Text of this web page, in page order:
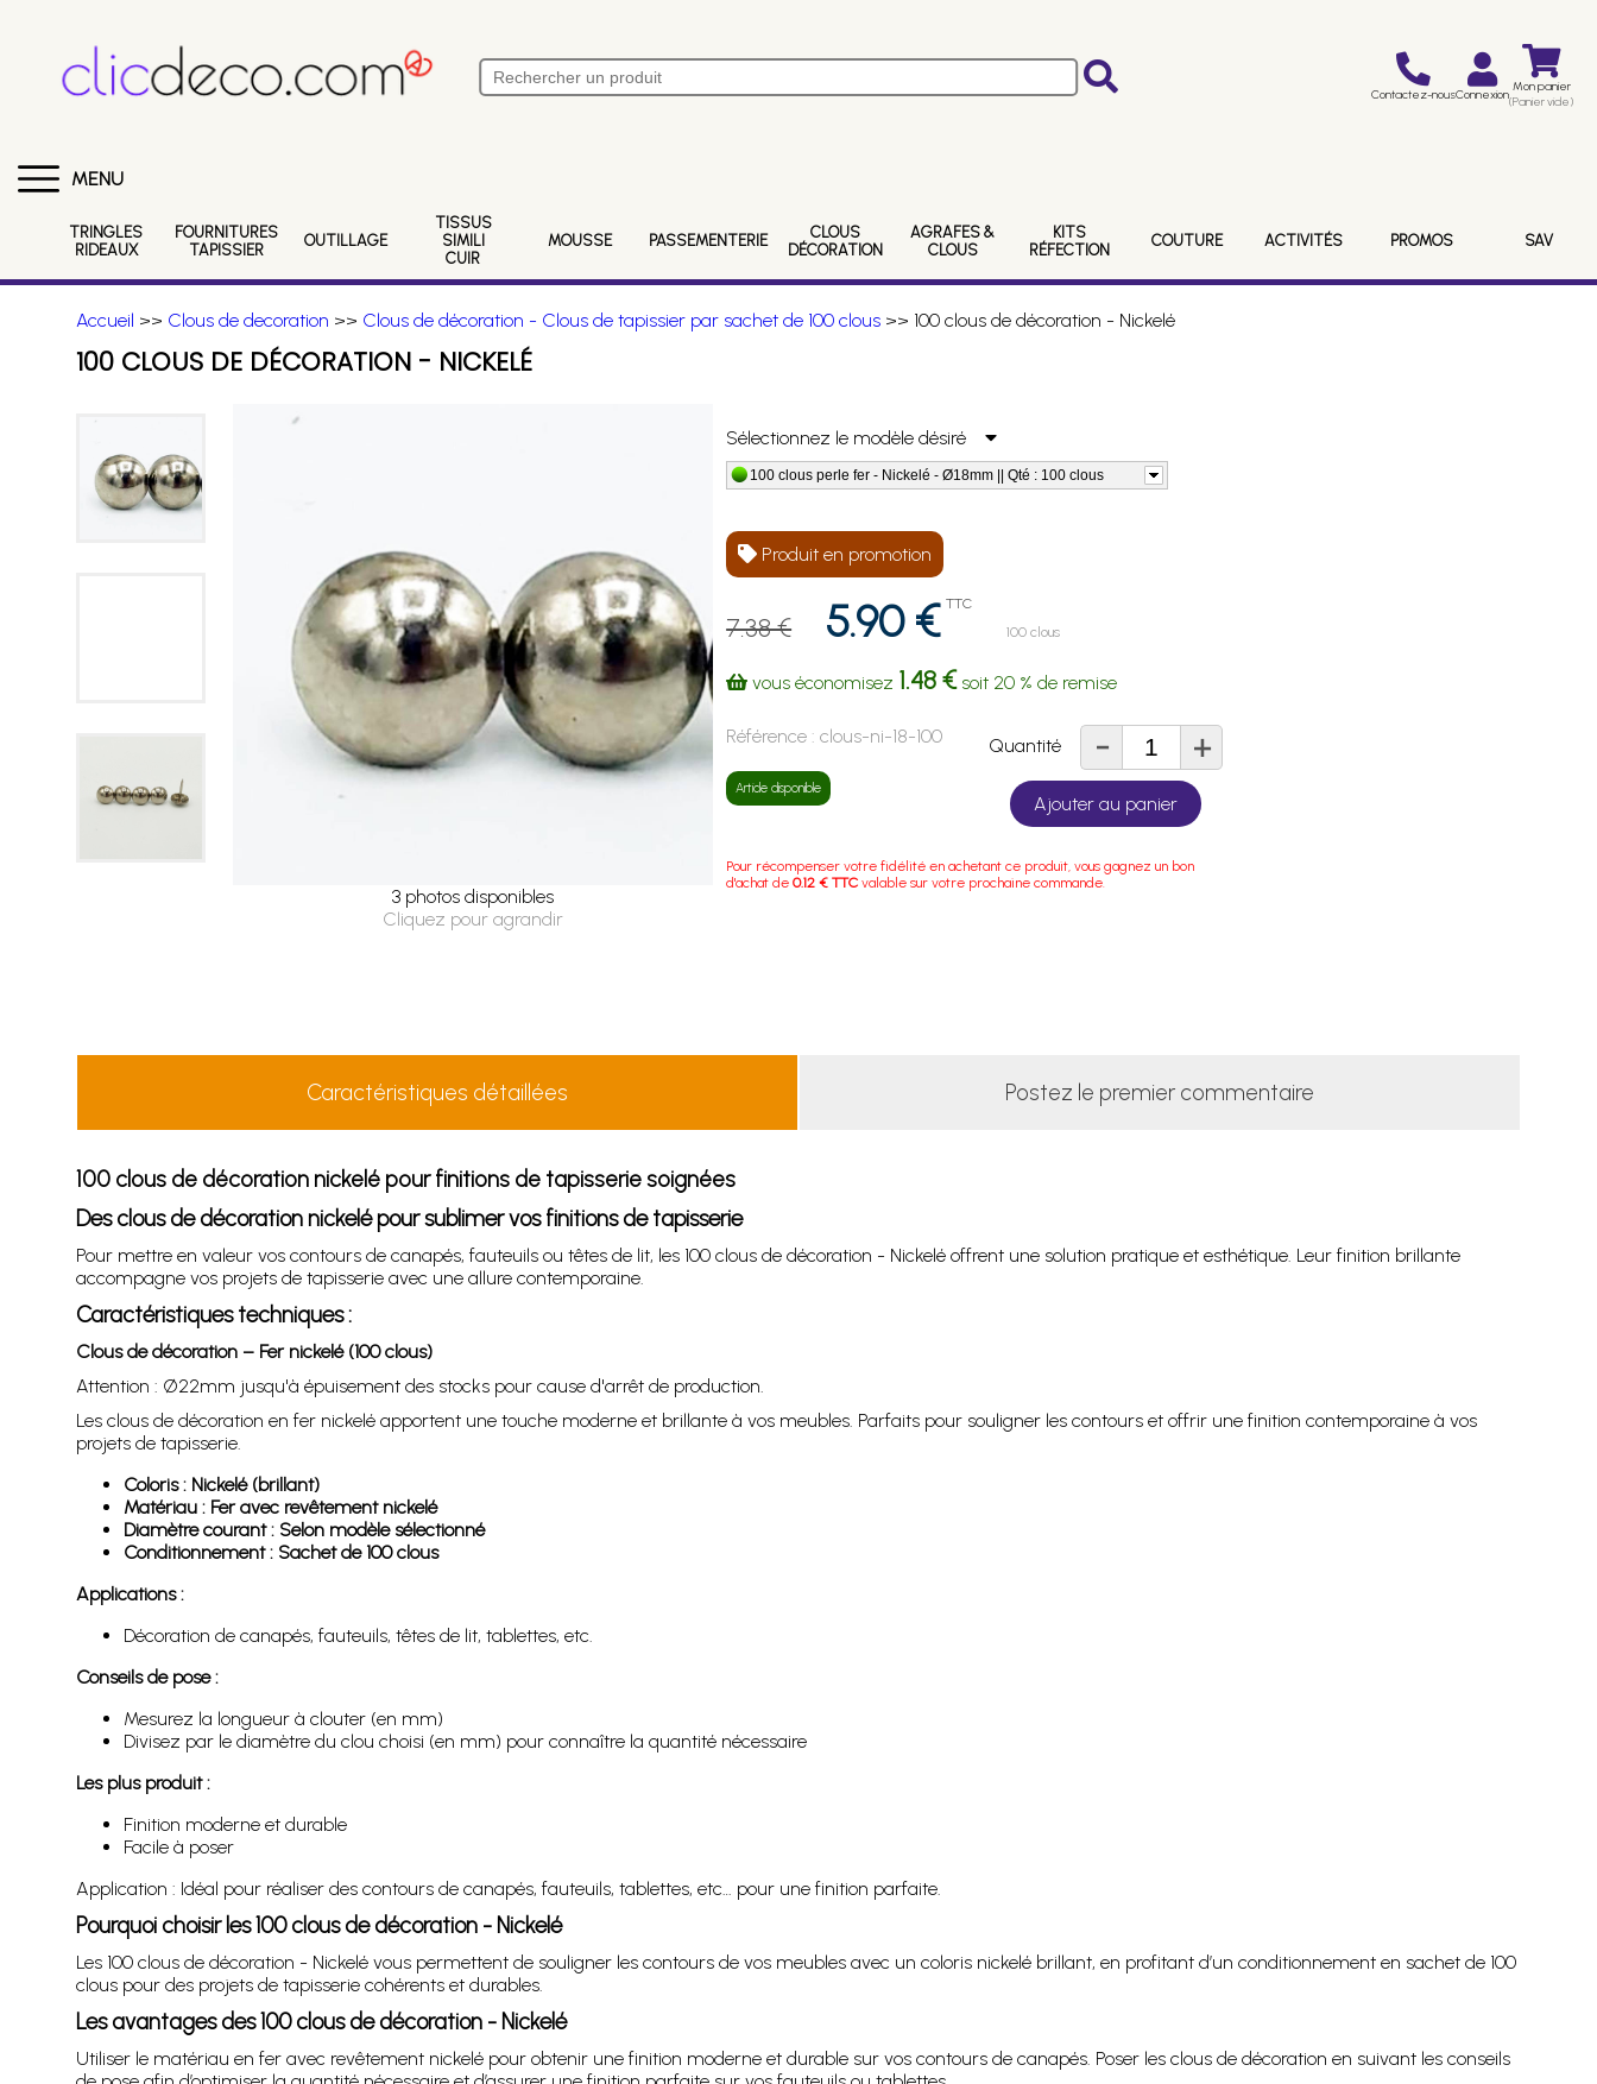
Contactez-nousConnexion Mon panier
(Panier vide)
MENU
TRINGLES
RIDEAUX
FOURNITURES
TAPISSIER
OUTILLAGE
TISSUS
SIMILI
CUIR
MOUSSE PASSEMENTERIE
CLOUS
DÉCORATION
AGRAFES &
CLOUS
KITS
RÉFECTION
COUTURE ACTIVITÉS PROMOS SAV
Accueil >> Clous de decoration >> Clous de décoration - Clous de tapissier par sachet de 100 clous>> 100 clous de décoration - Nickelé
100 CLOUS DE DÉCORATION - NICKELÉ
3 photos disponibles
Cliquez pour agrandir
Sélectionnez le modèle désiré
100 clous perle fer - Nickelé - Ø18mm || Qté : 100 clous
Produit en promotion
7.38 € 5.90 € TTC
100 clous
vous économisez 1.48 €soit 20 % de remise
Référence :clous-ni-18-100
Article disponible
Quantité - +
Ajouter au panier
Pour récompenser votre fidélité en achetant ce produit, vous gagnez un bon
d'achat de0.12 € TTC valable sur votre prochaine commande.
Caractéristiques détaillées Postez le premier commentaire
100 clous de décoration nickelé pour finitions de tapisserie soignées
Des clous de décoration nickelé pour sublimer vos finitions de tapisserie
Pour mettre en valeur vos contours de canapés, fauteuils ou têtes de lit, les 100 clous de décoration - Nickelé offrent une solution pratique et esthétique. Leur finition brillante
accompagne vos projets de tapisserie avec une allure contemporaine.
Caractéristiques techniques :
Clous de décoration – Fer nickelé (100 clous)
Attention : Ø22mm jusqu'à épuisement des stocks pour cause d'arrêt de production.
Les clous de décoration en fer nickelé apportent une touche moderne et brillante à vos meubles. Parfaits pour souligner les contours et offrir une finition contemporaine à vos
projets de tapisserie.
Coloris : Nickelé (brillant)
Matériau : Fer avec revêtement nickelé
Diamètre courant : Selon modèle sélectionné
Conditionnement : Sachet de 100 clous
Applications :
Décoration de canapés, fauteuils, têtes de lit, tablettes, etc.
Conseils de pose :
Mesurez la longueur à clouter (en mm)
Divisez par le diamètre du clou choisi (en mm) pour connaître la quantité nécessaire
Les plus produit :
Finition moderne et durable
Facile à poser
Application : Idéal pour réaliser des contours de canapés, fauteuils, tablettes, etc… pour une finition parfaite.
Pourquoi choisir les 100 clous de décoration - Nickelé
Les 100 clous de décoration - Nickelé vous permettent de souligner les contours de vos meubles avec un coloris nickelé brillant, en profitant d’un conditionnement en sachet de 100
clous pour des projets de tapisserie cohérents et durables.
Les avantages des 100 clous de décoration - Nickelé
Utiliser le matériau en fer avec revêtement nickelé pour obtenir une finition moderne et durable sur vos contours de canapés. Poser les clous de décoration en suivant les conseils